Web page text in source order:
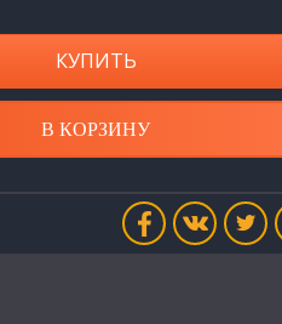
КУПИТЬ
В КОРЗИНУ